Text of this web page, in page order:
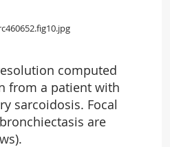
computed
from a patient with
sarcoidosis. Focal
are